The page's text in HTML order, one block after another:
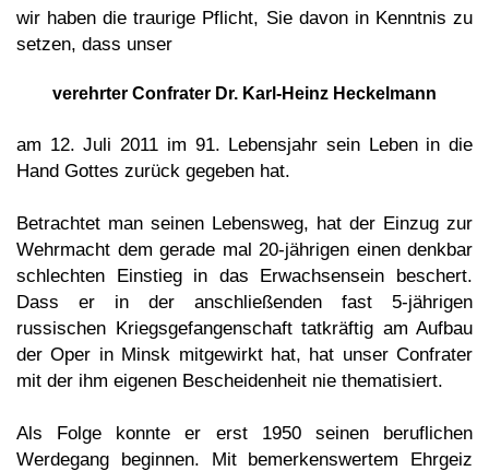
wir haben die traurige Pflicht, Sie davon in Kenntnis zu
setzen, dass unser
verehrter Confrater Dr. Karl-Heinz Heckelmann
am 12. Juli 2011 im 91. Lebensjahr sein Leben in die
Hand Gottes zurück gegeben hat.
Betrachtet man seinen Lebensweg, hat der Einzug zur
Wehrmacht dem gerade mal 20-jährigen einen denkbar
schlechten Einstieg in das Erwachsensein beschert.
Dass er in der anschließenden fast 5-jährigen
russischen Kriegsgefangenschaft tatkräftig am Aufbau
der Oper in Minsk mitgewirkt hat, hat unser Confrater
mit der ihm eigenen Bescheidenheit nie thematisiert.
Als Folge konnte er erst 1950 seinen beruflichen
Werdegang beginnen. Mit bemerkenswertem Ehrgeiz